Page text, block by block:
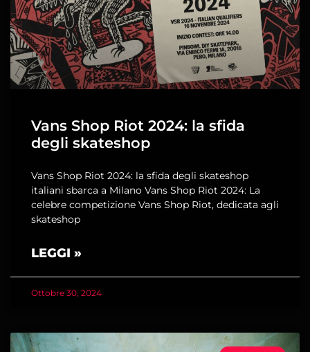
Vans Shop Riot 2024: la sfida
degli skateshop
Vans Shop Riot 2024: la sfida degli skateshop
italiani sbarca a Milano Vans Shop Riot 2024: La
celebre competizione Vans Shop Riot, dedicata agli
skateshop
LEGGI »
Ottobre 30, 2024